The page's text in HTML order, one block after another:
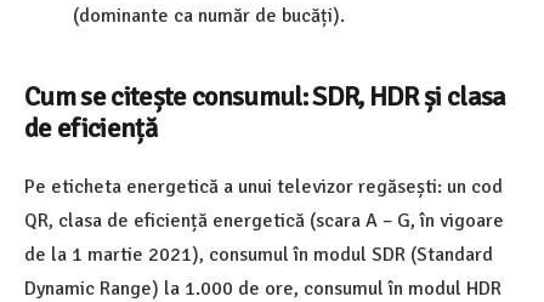
(dominante ca număr de bucăți).
Cum se citește consumul: SDR, HDR și clasa
de eficiență
Pe eticheta energetică a unui televizor regăsești: un cod
QR, clasa de eficiență energetică (scara A – G, în vigoare
de la 1 martie 2021), consumul în modul SDR (Standard
Dynamic Range) la 1.000 de ore, consumul în modul HDR